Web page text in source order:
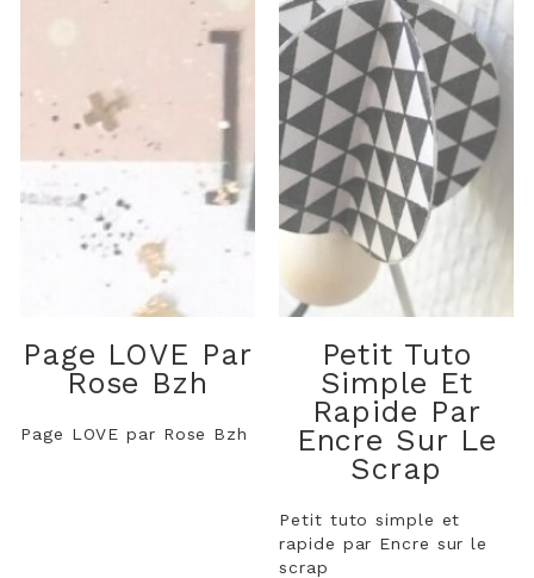
Page LOVE Par
Rose Bzh
Page LOVE par Rose Bzh
Petit Tuto
Simple Et
Rapide Par
Encre Sur Le
Scrap
Petit tuto simple et
rapide par Encre sur le
scrap